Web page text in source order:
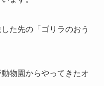
た先の「ゴリラのおう
物園からやってきたオ